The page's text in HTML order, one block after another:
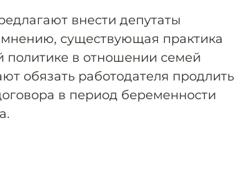
внести депутаты
существующая практика
политике в отношении семей
обязать работодателя продлить
в период беременности